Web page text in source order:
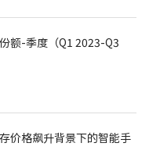
额-季度（Q1 2023-Q3
价格飙升背景下的智能手